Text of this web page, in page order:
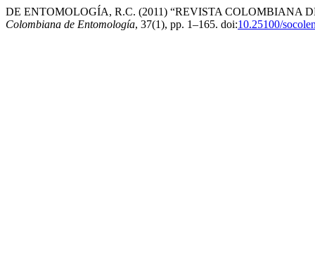
DE ENTOMOLOGÍA, R.C. (2011) “REVISTA COLOMBIANA
Colombiana de Entomología, 37(1), pp. 1–165. doi:10.25100/